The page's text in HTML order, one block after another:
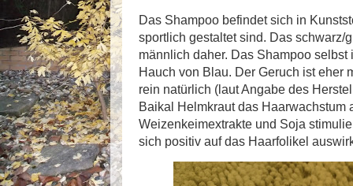
Das Shampoo befindet sich in
sportlich gestaltet sind. Das schwarz/
männlich daher. Das Shampoo selbst
Hauch von Blau. Der Geruch ist eher
rein natürlich (laut Angabe des
Baikal Helmkraut das Haarwachstum
Weizenkeimextrakte und Soja
sich positiv auf das Haarfolikel